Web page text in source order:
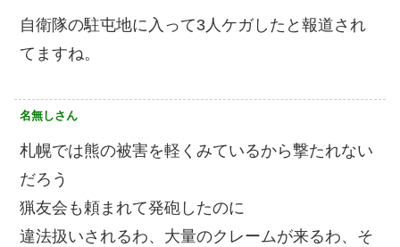
自衛隊の駐屯地に入って3人ケガしたと報道され
てますね。
名無しさん
札幌では熊の被害を軽くみているから撃たれない
だろう
猟友会も頼まれて発砲したのに
違法扱いされるわ、大量のクレームが来るわ、そ